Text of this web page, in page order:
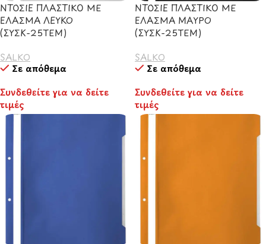
ΝΤΟΣΙΕ ΠΛΑΣΤΙΚΟ ΜΕ
ΕΛΑΣΜΑ ΛΕΥΚΟ
(ΣΥΣΚ-25ΤΕΜ)
SALKO
Σε απόθεμα
Συνδεθείτε για να δείτε
τιμές
ΝΤΟΣΙΕ ΠΛΑΣΤΙΚΟ ΜΕ
ΕΛΑΣΜΑ ΜΑΥΡΟ
(ΣΥΣΚ-25ΤΕΜ)
SALKO
Σε απόθεμα
Συνδεθείτε για να δείτε
τιμές